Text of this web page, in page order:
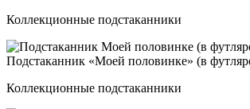
Коллекционные подстаканники
Под­ста­кан­ник «Моей по­ло­вин­ке» (в
Коллекционные подстаканники